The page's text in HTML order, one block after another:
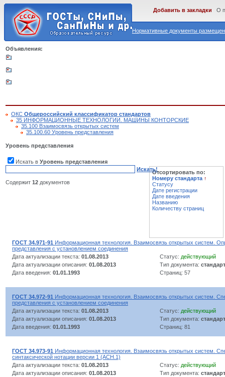
Нормативные документы
Добавить в закладки О
Объявления:
ОКС Общероссийский классификатор стандартов
35 ИНФОРМАЦИОННЫЕ ТЕХНОЛОГИИ. МАШИНЫ КОНТОРСКИЕ
35.100 Взаимосвязь открытых систем
35.100.60 Уровень представления
Уровень представления
Искать в Уровень представления
Искать!
Содержит 12 документов
Отсортировать по:
Номеру стандарта ↑
Статусу
Дате регистрации
Дате введения
Названию
Количеству страниц
ГОСТ 34.971-91 Информационная технология. Взаимосвязь открытых систем.
представления с установлением соединения
Дата актуализации текста: 01.08.2013 Статус: действующий
Дата актуализации описания: 01.08.2013 Тип документа: стандарт
Дата введения: 01.01.1993 Страниц: 57
ГОСТ 34.972-91 Информационная технология. Взаимосвязь открытых систем.
представления с установлением соединения
Дата актуализации текста: 01.08.2013 Статус: действующий
Дата актуализации описания: 01.08.2013 Тип документа: стандарт
Дата введения: 01.01.1993 Страниц: 81
ГОСТ 34.973-91 Информационная технология. Взаимосвязь открытых систем.
синтаксической нотации версии 1 (АСН.1)
Дата актуализации текста: 01.08.2013 Статус: действующий
Дата актуализации описания: 01.08.2013 Тип документа: стандарт